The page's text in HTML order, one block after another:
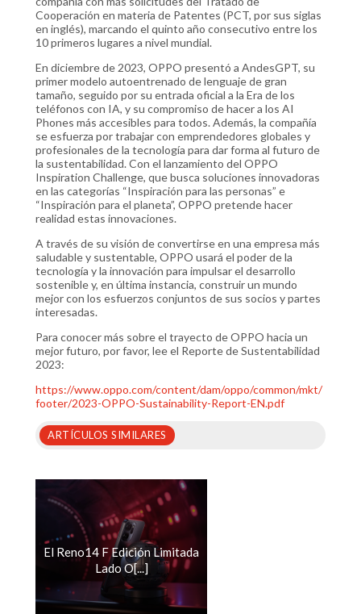
Cooperación en materia de Patentes (PCT, por sus siglas
en inglés), marcando el quinto año consecutivo entre los
10 primeros lugares a nivel mundial.
En diciembre de 2023, OPPO presentó a AndesGPT, su
primer modelo autoentrenado de lenguaje de gran
tamaño, seguido por su entrada oficial a la Era de los
teléfonos con IA, y su compromiso de hacer a los AI
Phones más accesibles para todos. Además, la compañía
se esfuerza por trabajar con emprendedores globales y
profesionales de la tecnología para dar forma al futuro de
la sustentabilidad. Con el lanzamiento del OPPO
Inspiration Challenge, que busca soluciones innovadoras
en las categorías “Inspiración para las personas” e
“Inspiración para el planeta”, OPPO pretende hacer
realidad estas innovaciones.
A través de su visión de convertirse en una empresa más
saludable y sustentable, OPPO usará el poder de la
tecnología y la innovación para impulsar el desarrollo
sostenible y, en última instancia, construir un mundo
mejor con los esfuerzos conjuntos de sus socios y partes
interesadas.
Para conocer más sobre el trayecto de OPPO hacia un
mejor futuro, por favor, lee el Reporte de Sustentabilidad
2023:
https://www.oppo.com/content/dam/oppo/common/mkt/
footer/2023-OPPO-Sustainability-Report-EN.pdf
ARTÍCULOS SIMILARES
El Reno14 F Edición Limitada
Lado O[...]